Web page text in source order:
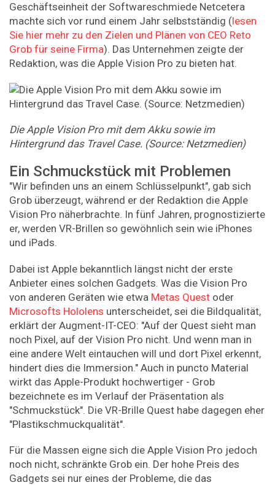
Geschäftseinheit der Softwareschmiede Netcetera
machte sich vor rund einem Jahr selbstständig (lesen
Sie hier mehr zu den Zielen und Plänen von CEO Reto
Grob für seine Firma). Das Unternehmen zeigte der
Redaktion, was die Apple Vision Pro zu bieten hat.
Die Apple Vision Pro mit dem Akku sowie im
Hintergrund das Travel Case. (Source: Netzmedien)
Ein Schmuckstück mit Problemen
"Wir befinden uns an einem Schlüsselpunkt", gab sich
Grob überzeugt, während er der Redaktion die Apple
Vision Pro näherbrachte. In fünf Jahren, prognostizierte
er, werden VR-Brillen so gewöhnlich sein wie iPhones
und iPads.
Dabei ist Apple bekanntlich längst nicht der erste
Anbieter eines solchen Gadgets. Was die Vision Pro
von anderen Geräten wie etwa Metas Quest oder
Microsofts Hololens unterscheidet, sei die Bildqualität,
erklärt der Augment-IT-CEO: "Auf der Quest sieht man
noch Pixel, auf der Vision Pro nicht. Und wenn man in
eine andere Welt eintauchen will und dort Pixel erkennt,
hindert dies die Immersion." Auch in puncto Material
wirkt das Apple-Produkt hochwertiger - Grob
bezeichnete es im Verlauf der Präsentation als
"Schmuckstück". Die VR-Brille Quest habe dagegen eher
"Plastikschmuckqualität".
Für die Massen eigne sich die Apple Vision Pro jedoch
noch nicht, schränkte Grob ein. Der hohe Preis des
Gadgets sei nur eines der Probleme, die das